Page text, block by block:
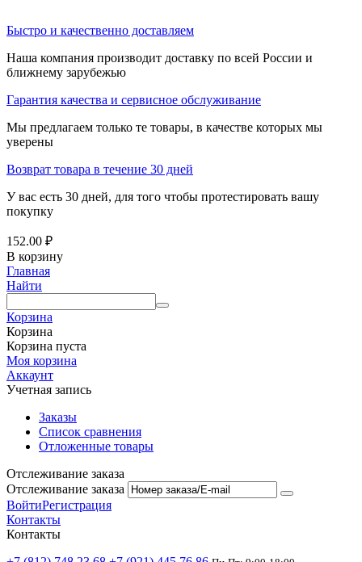
Быстро и качественно доставляем
Наша компания производит доставку по всей России и
ближнему зарубежью
Гарантия качества и сервисное обслуживание
Мы предлагаем только те товары, в качестве которых мы
уверены
Возврат товара в течение 30 дней
У вас есть 30 дней, для того чтобы протестировать вашу
покупку
152.00 ₽
В корзину
Главная
Найти
Корзина
Корзина
Корзина пуста
Моя корзина
Аккаунт
Учетная запись
Заказы
Список сравнения
Отложенные товары
Отслеживание заказа
Отслеживание заказа
ВойтиРегистрация
Контакты
Контакты